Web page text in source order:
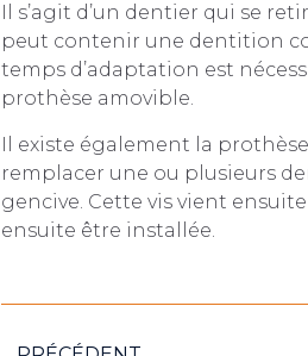
Il s’agit d’un dentier qui se
peut contenir une dentition
temps d’adaptation est
prothèse amovible.
Il existe également la
remplacer une ou plusieurs
gencive. Cette vis vient
ensuite être installée.